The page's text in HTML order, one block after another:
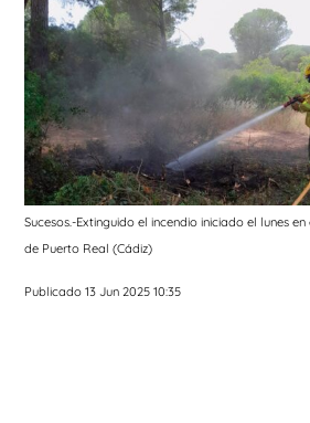
Sucesos.-Extinguido el incendio iniciado el lunes
de Puerto Real (Cádiz)
Publicado 13 Jun 2025 10:35